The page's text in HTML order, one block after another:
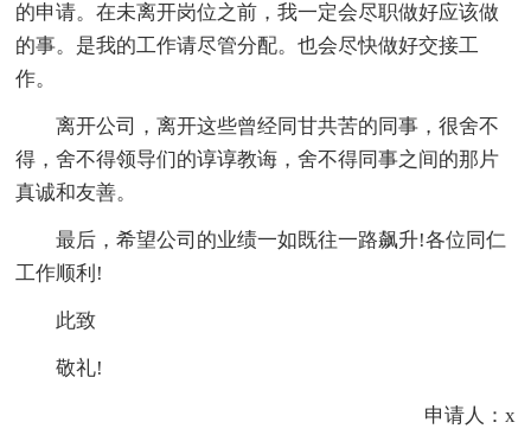
的申请。在未离开岗位之前，我一定会尽职做好应该做
的事。是我的工作请尽管分配。也会尽快做好交接工
作。
离开公司，离开这些曾经同甘共苦的同事，很舍不
得，舍不得领导们的谆谆教诲，舍不得同事之间的那片
真诚和友善。
最后，希望公司的业绩一如既往一路飙升!各位同仁
工作顺利!
此致
敬礼!
申请人：x